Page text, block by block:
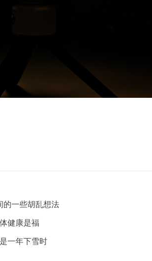
的一些胡乱想法
健康是福
一年下雪时